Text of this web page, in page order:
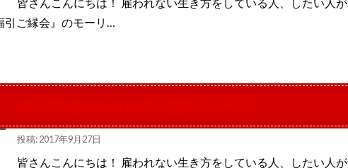
引ご縁会』のモーリ…
投稿: 2017年9月27日
皆さんこんにちは！ 雇われない生き方をしている人、したい人